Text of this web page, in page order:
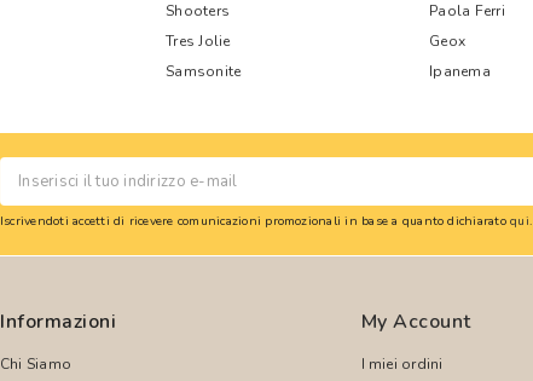
Shooters
Paola Ferri
Tres Jolie
Geox
Samsonite Ipanema
Iscrivendoti accetti di ricevere comunicazioni promozionali in base a quanto dichiaratoqui.
Informazioni
Chi Siamo
My Account
I miei ordini